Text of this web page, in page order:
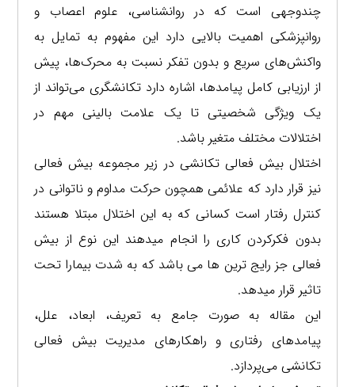
چندوجهی است که در روانشناسی، علوم اعصاب و
روانپزشکی اهمیت بالایی دارد این مفهوم به تمایل به
واکنش‌های سریع و بدون تفکر نسبت به محرک‌ها، پیش
از ارزیابی کامل پیامدها، اشاره دارد تکانشگری می‌تواند از
یک ویژگی شخصیتی تا یک علامت بالینی مهم در
اختلالات مختلف متغیر باشد.
اختلال بیش فعالی تکانشی در زیر مجموعه بیش فعالی
نیز قرار دارد که علائمی همچون حرکت مداوم و ناتوانی در
کنترل رفتار است کسانی که به این اختلال مبتلا هستند
بدون فکرکردن کاری را انجام میدهند این نوع از بیش
فعالی جز رایج ترین ها می باشد که به شدت بیمارا تحت
تاثیر قرار میدهد.
این مقاله به صورت جامع به تعریف، ابعاد، علل،
پیامدهای رفتاری و راهکارهای مدیریت بیش ‌فعالی
تکانشی می‌پردازد.